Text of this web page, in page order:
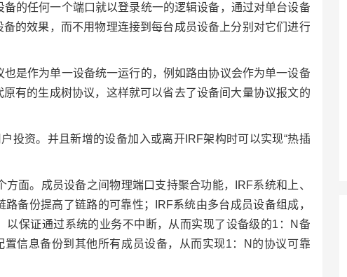
备的任何一个端口就以登录统一的逻辑设备，通过对单台设备
的效果，而不用物理连接到每台成员设备上分别对它们进行
是作为单一设备统一运行的，例如路由协议会作为单一设备
有的生成树协议，这样就可以省去了设备间大量协议报文的
投资。并且新增的设备加入或离开IRF架构时可以实现“热插
面。成员设备之间物理端口支持聚合功能，IRF系统和上、
备份提高了链路的可靠性；IRF系统由多台成员设备组成，
保证通过系统的业务不中断，从而实现了设备级的1：N备
信息备份到其他所有成员设备，从而实现1：N的协议可靠